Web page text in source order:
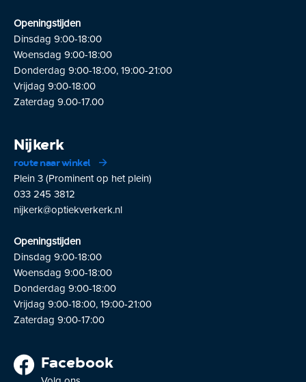
Openingstijden
Dinsdag 9:00-18:00
Woensdag 9:00-18:00
Donderdag 9:00-18:00, 19:00-21:00
Vrijdag 9:00-18:00
Zaterdag 9.00-17.00
Nijkerk
route naar winkel
Plein 3 (Prominent op het plein)
033 245 3812
nijkerk@optiekverkerk.nl
Openingstijden
Dinsdag 9:00-18:00
Woensdag 9:00-18:00
Donderdag 9:00-18:00
Vrijdag 9:00-18:00, 19:00-21:00
Zaterdag 9:00-17:00
Facebook